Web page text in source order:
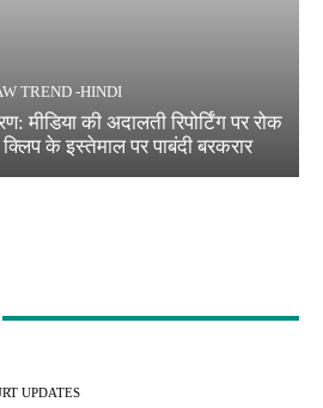
TREND -HINDI
मीडिया की अदालती रिपोर्टिंग पर रोक
के इस्तेमाल पर पाबंदी बरकरार
UPDATES